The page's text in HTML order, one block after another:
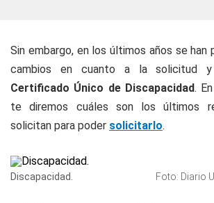
Sin embargo, en los últimos años se han
cambios en cuanto a la solicitud
Certificado Único de Discapacidad.
te diremos cuáles son los últimos
solicitan para poder solicitarlo.
Discapacidad. Foto: Diario